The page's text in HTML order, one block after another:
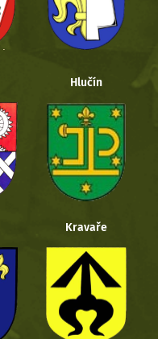
Hlučín
Kravaře